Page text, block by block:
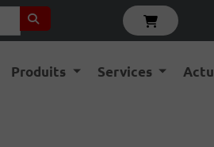
Produits Services Actu